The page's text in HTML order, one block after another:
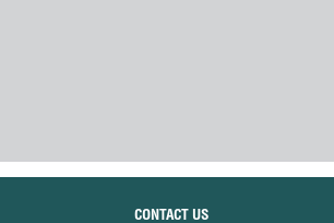
CONTACT US